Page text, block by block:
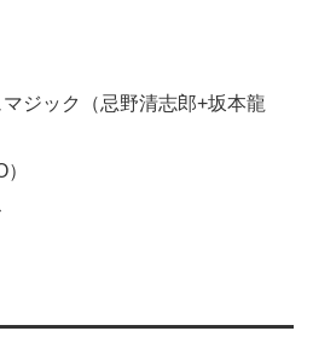
ジック（忌野清志郎+坂本龍